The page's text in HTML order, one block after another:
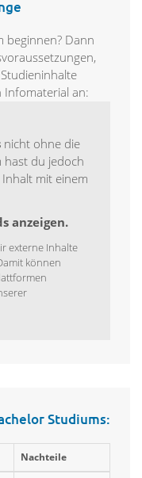
beginnen? Dann
Infomaterial an:
nicht ohne die
hast du jedoch
mit einem
anzeigen.
externe Inhalte
können
Studiums:
Nachteile